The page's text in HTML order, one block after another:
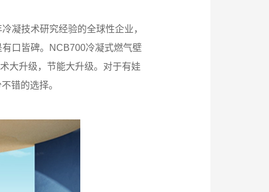
凝技术研究经验的全球性企业，
口皆碑。NCB700冷凝式燃气壁
大升级，节能大升级。对于有娃
错的选择。